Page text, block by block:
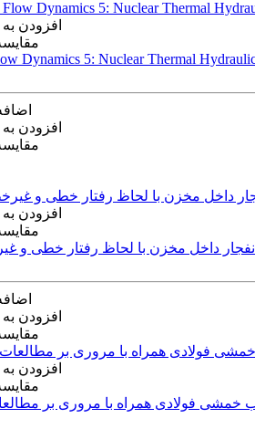
افزودن
Dynamics 5: Nuclear Thermal
افزودن
افزودن
داخل مخزن با لحاظ رفتار خطی و
افزودن
افزودن
خمشی فولادی همراه با مروری بر